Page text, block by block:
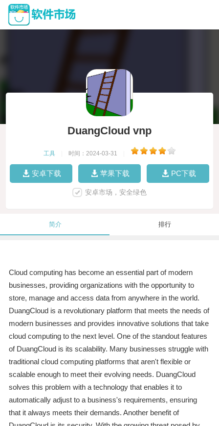
DuangCloud vnp
工具 时间：2024-03-31
安卓下载 苹果下载 PC下载
安卓市场，安全绿色
简介 排行
Cloud computing has become an essential part of modern
businesses, providing organizations with the opportunity to
store, manage and access data from anywhere in the world.
DuangCloud is a revolutionary platform that meets the needs of
modern businesses and provides innovative solutions that take
cloud computing to the next level. One of the standout features
of DuangCloud is its scalability. Many businesses struggle with
traditional cloud computing platforms that aren't flexible or
scalable enough to meet their evolving needs. DuangCloud
solves this problem with a technology that enables it to
automatically adjust to a business's requirements, ensuring
that it always meets their demands. Another benefit of